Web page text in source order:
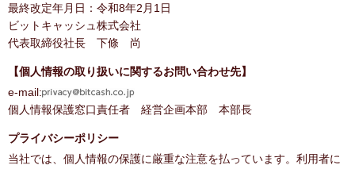
最終改定年月日：令和8年2月1日
ビットキャッシュ株式会社
代表取締役社長 下條 尚
【個人情報の取り扱いに関するお問い合わせ先】
e-mail:
個人情報保護窓口責任者 経営企画本部 本部長
プライバシーポリシー
当社では、個人情報の保護に厳重な注意を払っています。利用者に